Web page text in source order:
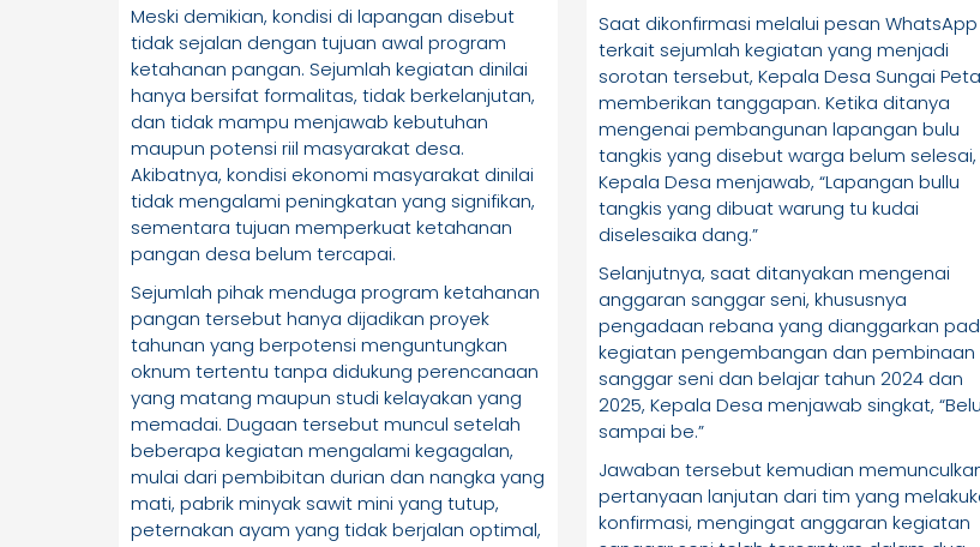
Meski demikian, kondisi di lapangan disebut
tidak sejalan dengan tujuan awal program
ketahanan pangan. Sejumlah kegiatan dinilai
hanya bersifat formalitas, tidak berkelanjutan,
dan tidak mampu menjawab kebutuhan
maupun potensi riil masyarakat desa.
Akibatnya, kondisi ekonomi masyarakat dinilai
tidak mengalami peningkatan yang signifikan,
sementara tujuan memperkuat ketahanan
pangan desa belum tercapai.
Sejumlah pihak menduga program ketahanan
pangan tersebut hanya dijadikan proyek
tahunan yang berpotensi menguntungkan
oknum tertentu tanpa didukung perencanaan
yang matang maupun studi kelayakan yang
memadai. Dugaan tersebut muncul setelah
beberapa kegiatan mengalami kegagalan,
mulai dari pembibitan durian dan nangka yang
mati, pabrik minyak sawit mini yang tutup,
peternakan ayam yang tidak berjalan optimal,
Saat dikonfirmasi melalui pesan WhatsApp
terkait sejumlah kegiatan yang menjadi
sorotan tersebut, Kepala Desa Sungai
memberikan tanggapan. Ketika ditanya
mengenai pembangunan lapangan bulu
tangkis yang disebut warga belum selesai,
Kepala Desa menjawab, “Lapangan bullu
tangkis yang dibuat warung tu kudai
diselesaika dang.”
Selanjutnya, saat ditanyakan mengenai
anggaran sanggar seni, khususnya
pengadaan rebana yang dianggarkan
kegiatan pengembangan dan pembinaan
sanggar seni dan belajar tahun 2024 dan
2025, Kepala Desa menjawab singkat,
sampai be.”
Jawaban tersebut kemudian
pertanyaan lanjutan dari tim yang
konfirmasi, mengingat anggaran kegiatan